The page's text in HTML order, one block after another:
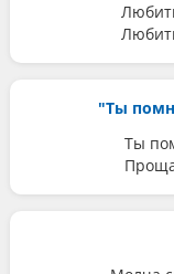
"Ты
Ты